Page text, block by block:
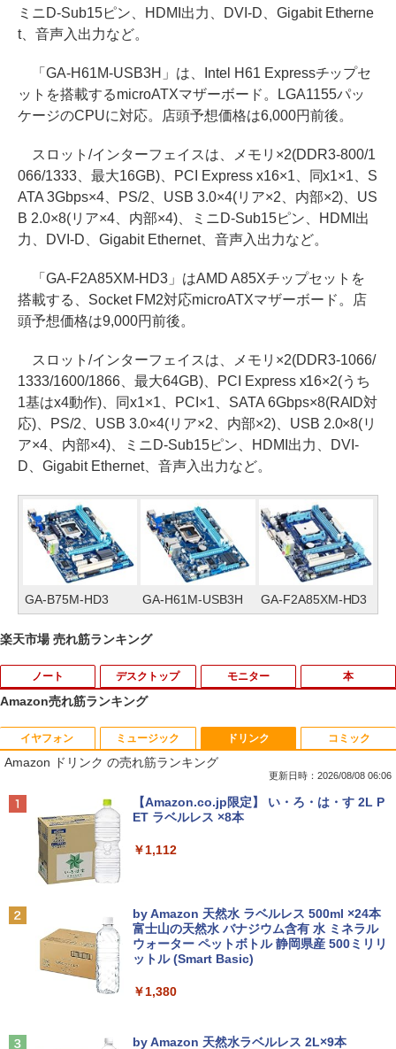
ミニD-Sub15ピン、HDMI出力、DVI-D、Gigabit Etherne
t、音声入出力など。
「GA-H61M-USB3H」は、Intel H61 Expressチップセ
ットを搭載するmicroATXマザーボード。LGA1155パッ
ケージのCPUに対応。店頭予想価格は6,000円前後。
スロット/インターフェイスは、メモリ×2(DDR3-800/1
066/1333、最大16GB)、PCI Express x16×1、同x1×1、S
ATA 3Gbps×4、PS/2、USB 3.0×4(リア×2、内部×2)、US
B 2.0×8(リア×4、内部×4)、ミニD-Sub15ピン、HDMI出
力、DVI-D、Gigabit Ethernet、音声入出力など。
「GA-F2A85XM-HD3」はAMD A85Xチップセットを
搭載する、Socket FM2対応microATXマザーボード。店
頭予想価格は9,000円前後。
スロット/インターフェイスは、メモリ×2(DDR3-1066/
1333/1600/1866、最大64GB)、PCI Express x16×2(うち
1基はx4動作)、同x1×1、PCI×1、SATA 6Gbps×8(RAID対
応)、PS/2、USB 3.0×4(リア×2、内部×2)、USB 2.0×8(リ
ア×4、内部×4)、ミニD-Sub15ピン、HDMI出力、DVI-
D、Gigabit Ethernet、音声入出力など。
GA-B75M-HD3 GA-H61M-USB3H GA-F2A85XM-HD3
楽天市場 売れ筋ランキング
ノート
1
【期間限定破格金額！】新生活 新古品 W
in11搭載 パソコンノートパソコンoffice
付き 初心者向けノートPC 初期設定済 1
5.6型 インテル高速CPU ランダムで発送
メモリ4GB～ 高速SSD1TB 最大 フルHD
Webカメラ zoom 軽量薄型 無線 型番更
レビュー投稿 5年保証｜MS Office 2024
H&B 搭載｜中古 ノートパソコン Windo
ws11 Office付｜スペック Core i5 第7世
キー DVDドライブ搭載 CD DVD 再生可
デスクトップ モニター
1
引き出し付きモニター台(NM01 ミドルブ
ラウン) 【玄関先迄納品】 ニトリ
￥2,990
×1 DP1.4×1 Adaptive Sync対応 フリッ
カーフリー ブルーライトカット モニター
ディスプレイ MAXZEN MGM25IC04-F2
40
￥12,980
本
1
ドラえもん はじめての国語辞典 第2版 [
小学館 国語辞典編集部 ]
￥2,090
￥7,150
ふかふかダンジョン攻略記〜俺の異世界
Amazon売れ筋ランキング
イヤフォン
Anker Soundcore P40i オフホワイト
Anker Soundcore P31i ブラック
￥5,990
ラック
ミュージック
BRUCE WAYNE feat. Flo Milli, ATL Jacob
[Explicit]
￥250
BRUCE WAYNE feat. Flo Milli, ATL Jacob
[Explicit]
￥250
ドリンク
Amazon ドリンク の売れ筋ランキング
更新日時：2026/08/08 06:06
【Amazon.co.jp限定】 い・ろ・は・す 2L P
ET ラベルレス ×8本
￥1,112
by Amazon 天然水 ラベルレス 500ml ×24本
富士山の天然水 バナジウム含有 水 ミネラル
ウォーター ペットボトル 静岡県産 500ミリリ
ットル (Smart Basic)
￥1,380
by Amazon 天然水ラベルレス 2L×9本
コミック